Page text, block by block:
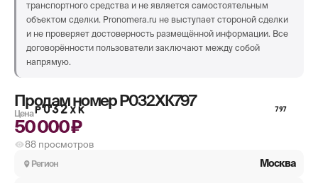
транспортного средства и не является самостоятельным
объектом сделки. Pronomera.ru не выступает стороной сделки
и не проверяет достоверность размещённой информации. Все
договорённости пользователи заключают между собой
напрямую.
Продам номерР032ХК797
Р032ХК 797
Цена
50 000 ₽
88 просмотров
Регион Москва